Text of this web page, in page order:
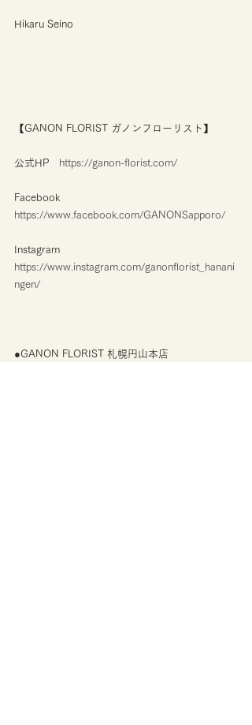
Hikaru Seino
【GANON FLORIST ガノンフローリスト】
公式HP https://ganon-florist.com/
Facebook
https://www.facebook.com/GANONSapporo/
Instagram
https://www.instagram.com/ganonflorist_hanani
ngen/
●GANON FLORIST 札幌円山本店